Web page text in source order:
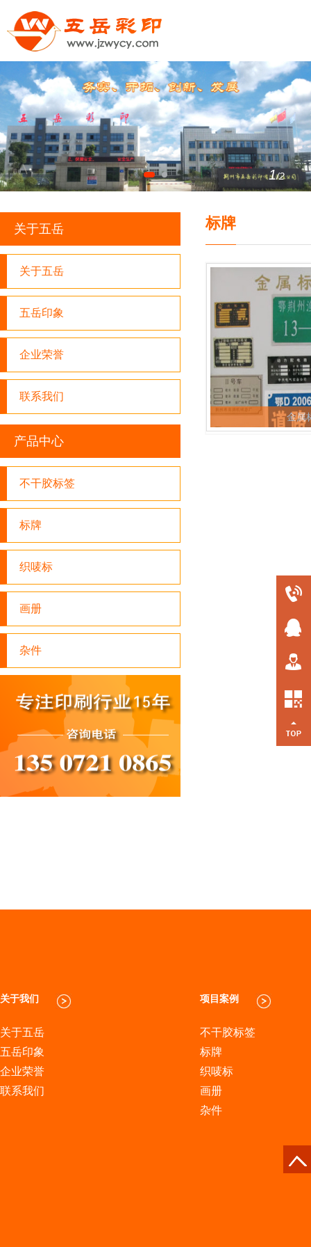
1/2
关于五岳
关于五岳
五岳印象
企业荣誉
联系我们
产品中心
不干胶标签
标牌
织唛标
画册
杂件
标牌
金属
关于我们
关于五岳
五岳印象
企业荣誉
联系我们
项目案例
不干胶标签
标牌
织唛标
画册
杂件